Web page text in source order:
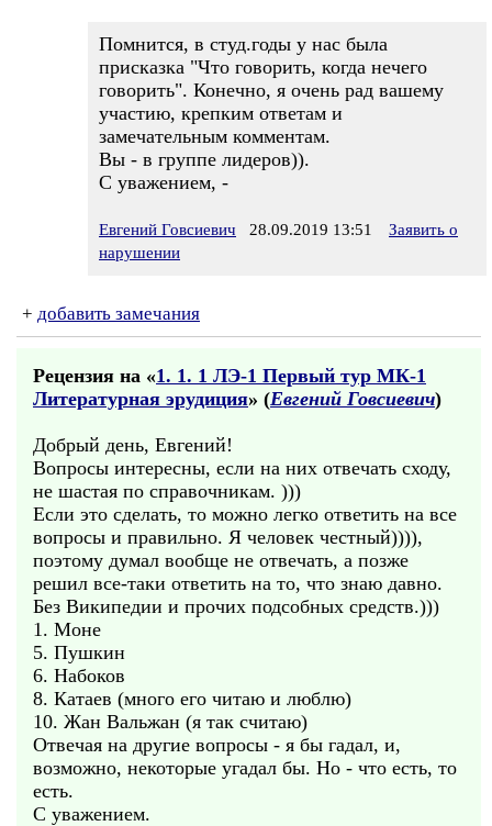
Помнится, в студ.годы у нас была
присказка "Что говорить, когда нечего
говорить". Конечно, я очень рад вашему
участию, крепким ответам и
замечательным комментам.
Вы - в группе лидеров)).
С уважением, -
Евгений Говсиевич 28.09.2019 13:51
Заявить о
нарушении
+ добавить замечания
Рецензия на «1. 1. 1 ЛЭ-1 Первый тур МК-1
Литературная эрудиция» (Евгений Говсиевич)
Добрый день, Евгений!
Вопросы интересны, если на них отвечать сходу,
не шастая по справочникам. )))
Если это сделать, то можно легко ответить на все
вопросы и правильно. Я человек честный)))),
поэтому думал вообще не отвечать, а позже
решил все-таки ответить на то, что знаю давно.
Без Википедии и прочих подсобных средств.)))
1. Моне
5. Пушкин
6. Набоков
8. Катаев (много его читаю и люблю)
10. Жан Вальжан (я так считаю)
Отвечая на другие вопросы - я бы гадал, и,
возможно, некоторые угадал бы. Но - что есть, то
есть.
С уважением.